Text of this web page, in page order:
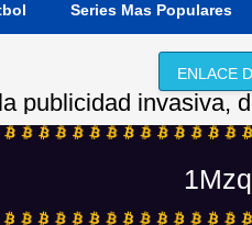
Series Mas Populares
ENLACE
publicidad invasiva,